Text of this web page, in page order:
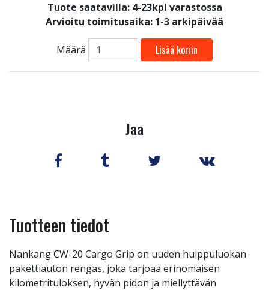
Tuote saatavilla: 4-23kpl varastossa
Arvioitu toimitusaika: 1-3 arkipäivää
Määrä Lisää koriin
Jaa
Tuotteen tiedot
Nankang CW-20 Cargo Grip on uuden huippuluokan
pakettiauton rengas, joka tarjoaa erinomaisen
kilometrituloksen, hyvän pidon ja miellyttävän